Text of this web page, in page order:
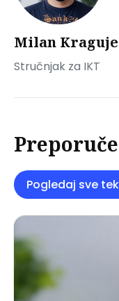
Milan
Stručnjak za IKT
Pogledaj sve